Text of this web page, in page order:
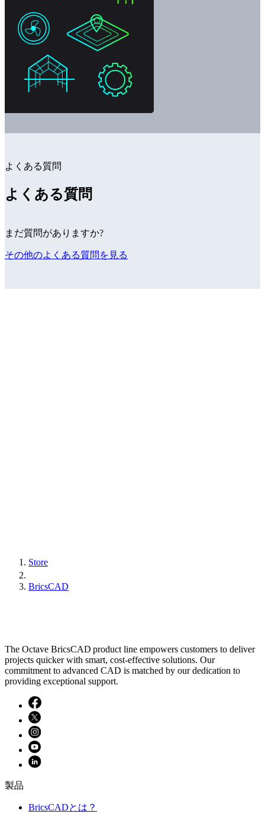
よくある質問
よくある質問
まだ質問がありますか?
その他のよくある質問を見る
Store
BricsCAD
The Octave BricsCAD product line empowers customers to deliver
projects quicker with smart, cost-effective solutions. Our
commitment to advanced CAD is matched by our dedication to
providing exceptional support.
製品
BricsCADとは？